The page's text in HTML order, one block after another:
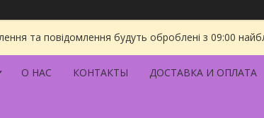
та повідомлення будуть оброблені з 09:00
О НАС КОНТАКТЫ ДОСТАВКА И ОПЛАТА